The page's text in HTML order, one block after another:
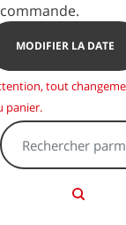
commande.
MODIFIER LA DATE
tout
panier.